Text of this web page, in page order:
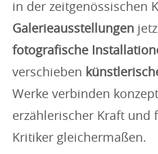
in der zeitgenössischen
Galerieausstellungen
fotografische
verschieben
Werke verbinden
erzählerischer Kraft und
Kritiker gleichermaßen.